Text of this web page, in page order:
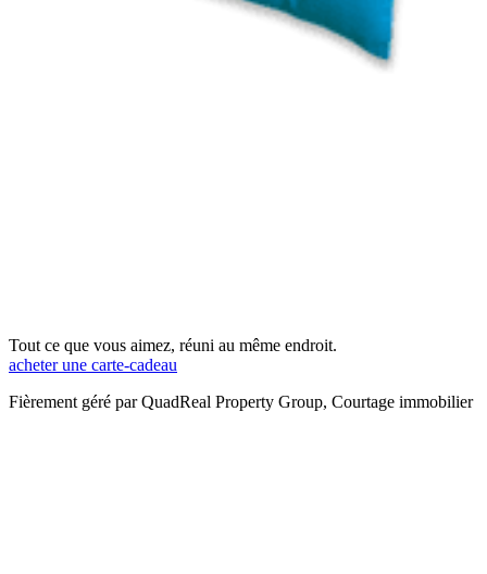
Tout ce que vous aimez, réuni au même endroit.
acheter une carte-cadeau
Fièrement géré par QuadReal Property Group, Courtage immobilier